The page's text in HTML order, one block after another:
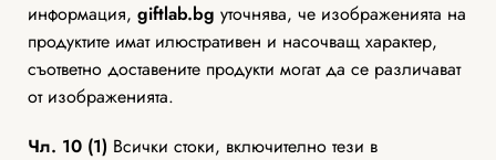
информация, giftlab.bg уточнява, че изображенията на
продуктите имат илюстративен и насочващ характер,
съответно доставените продукти могат да се различават
от изображенията.
Чл. 10 (1) Всички стоки, включително тези в